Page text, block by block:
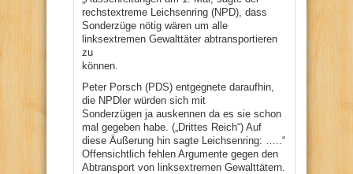
rechstextreme Leichsenring (NPD), dass
Sonderzüge nötig wären um alle
linksextremen Gewalttäter abtransportieren
zu
können.
Peter Porsch (PDS) entgegnete daraufhin,
die NPDler würden sich mit
Sonderzügen ja auskennen da es sie schon
mal gegeben habe. („Drittes Reich“) Auf
diese Äußerung hin sagte Leichsenring: …..“
Offensichtlich fehlen Argumente gegen den
Abtransport von linksextremen Gewalttätern.